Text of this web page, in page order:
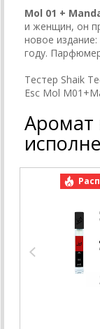
Mol 01 +
и женщин, он
новое
году.
Тестер Shaik
Esc Mol
Аромат